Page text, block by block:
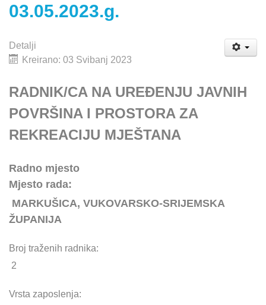
03.05.2023.g.
Detalji
Kreirano: 03 Svibanj 2023
RADNIK/CA NA UREĐENJU JAVNIH
POVRŠINA I PROSTORA ZA
REKREACIJU MJEŠTANA
Radno mjesto
Mjesto rada:
MARKUŠICA, VUKOVARSKO-SRIJEMSKA
ŽUPANIJA
Broj traženih radnika:
2
Vrsta zaposlenja: